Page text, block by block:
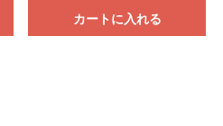
カートに入れる